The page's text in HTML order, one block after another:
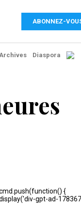
ABONNEZ-
Diaspora